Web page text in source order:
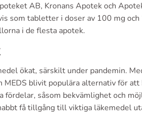
AB, Kronans Apotek och
som tabletter i doser av 100 mg
i de flesta apotek.
ökat, särskilt under pandemin.
MEDS blivit populära alternativ för
fördelar, såsom bekvämlighet och
få tillgång till viktiga läkemedel